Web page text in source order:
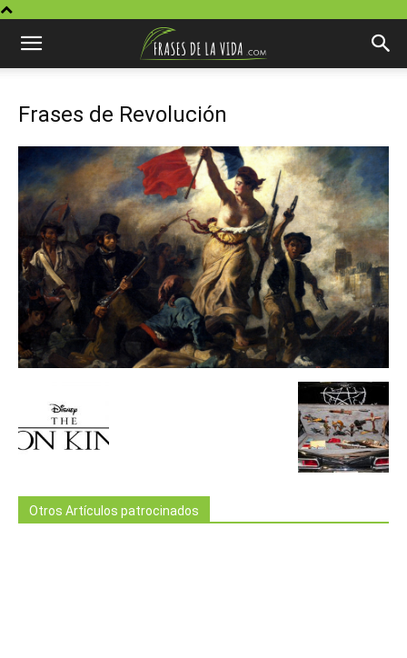
Frases de Revolución
Otros Artículos patrocinados